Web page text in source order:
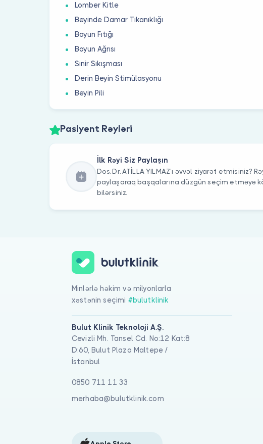
Lomber Kitle
Beyinde Damar Tıkanıklığı
Boyun Fıtığı
Boyun Ağrısı
Sinir Sıkışması
Derin Beyin Stimülasyonu
Beyin Pili
Pasiyent Rəyləri
İlk Rəyi Siz Paylaşın
Dos. Dr. ATİLLA YILMAZ’ı əvvəl ziyarət etmisiniz?
paylaşaraq başqalarına düzgün seçim etməyə
bilərsiniz.
Minlərlə həkim və milyonlarla
xəstənin seçimi #bulutklinik
Bulut Klinik Teknoloji A.Ş.
Cevizli Mh. Tansel Cd. No:12 Kat:8
D:60, Bulut Plaza Maltepe /
İstanbul
0850 711 11 33
merhaba@bulutklinik.com